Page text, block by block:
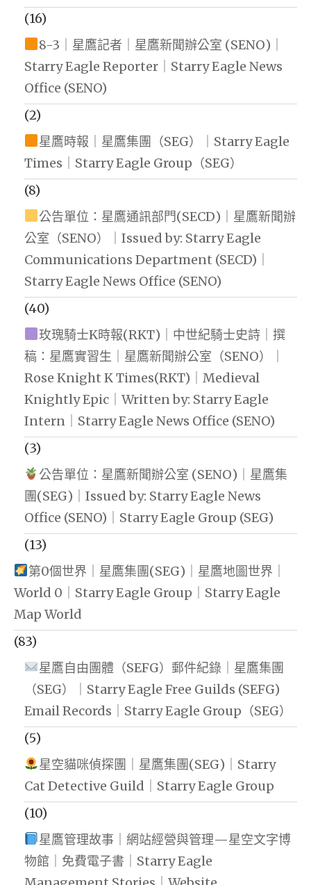
(16)
8-3｜星鷹記者｜星鷹新聞辦公室 (SENO)｜
Starry Eagle Reporter｜Starry Eagle News
Office (SENO)
(2)
星鷹時報｜星鷹集團（SEG）｜Starry Eagle
Times｜Starry Eagle Group（SEG）
(8)
公告單位：星鷹通訊部門(SECD)｜星鷹新聞辦
公室（SENO）｜Issued by: Starry Eagle
Communications Department (SECD)｜
Starry Eagle News Office (SENO)
(40)
玫瑰騎士K時報(RKT)｜中世紀騎士史詩｜撰
稿：星鷹實習生｜星鷹新聞辦公室（SENO）｜
Rose Knight K Times(RKT)｜Medieval
Knightly Epic｜Written by: Starry Eagle
Intern｜Starry Eagle News Office (SENO)
(3)
公告單位：星鷹新聞辦公室 (SENO)｜星鷹集
團(SEG)｜Issued by: Starry Eagle News
Office (SENO)｜Starry Eagle Group (SEG)
(13)
第0個世界｜星鷹集團(SEG)｜星鷹地圖世界｜
World 0｜Starry Eagle Group｜Starry Eagle
Map World
(83)
星鷹自由團體（SEFG）郵件紀錄｜星鷹集團
（SEG）｜Starry Eagle Free Guilds (SEFG)
Email Records｜Starry Eagle Group（SEG）
(5)
星空貓咪偵探團｜星鷹集團(SEG)｜Starry
Cat Detective Guild｜Starry Eagle Group
(10)
星鷹管理故事｜網站經營與管理—星空文字博
物館｜免費電子書｜Starry Eagle